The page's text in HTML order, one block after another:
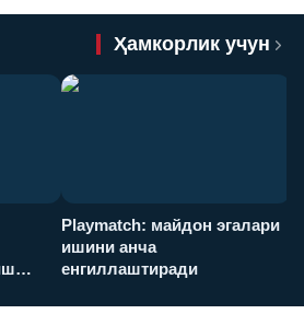
Ҳамкорлик учун
Playmatch: майдон эгалари
ишини анча
енгиллаштиради